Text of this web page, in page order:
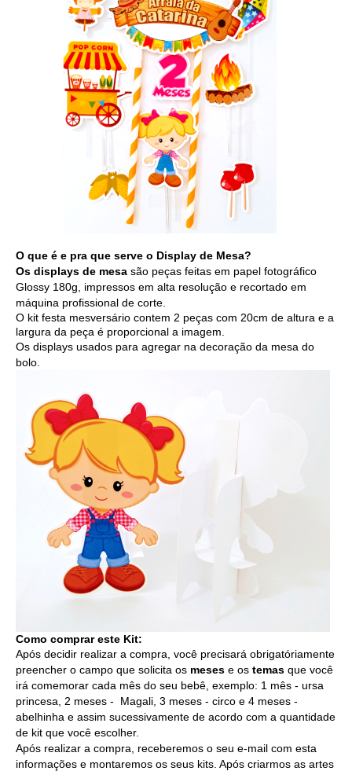
O que é e pra que serve o Display de Mesa?
Os displays de mesa são peças feitas em papel fotográfico
Glossy 180g, impressos em alta resolução e recortado em
máquina profissional de corte.
O kit festa mesversário contem 2 peças com 20cm de altura e a
largura da peça é proporcional a imagem.
Os displays usados para agregar na decoração da mesa do
bolo.
Como comprar este Kit:
Após decidir realizar a compra, você precisará obrigatóriamente
preencher o campo que solicita os meses e os temas que você
irá comemorar cada mês do seu bebê, exemplo: 1 mês - ursa
princesa, 2 meses - Magali, 3 meses - circo e 4 meses -
abelhinha e assim sucessivamente de acordo com a quantidade
de kit que você escolher.
Após realizar a compra, receberemos o seu e-mail com esta
informações e montaremos os seus kits. Após criarmos as artes